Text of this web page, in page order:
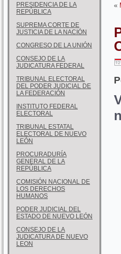
PRESIDENCIA DE LA
REPÚBLICA
SUPREMA CORTE DE
JUSTICIA DE LA NACIÓN
CONGRESO DE LA UNIÓN
CONSEJO DE LA
JUDICATURA FEDERAL
TRIBUNAL ELECTORAL
DEL PODER JUDICIAL DE
LA FEDERACIÓN
INSTITUTO FEDERAL
ELECTORAL
TRIBUNAL ESTATAL
ELECTORAL DE NUEVO
LEÓN
PROCURADURÍA
GENERAL DE LA
REPÚBLICA
COMISIÓN NACIONAL DE
LOS DERECHOS
HUMANOS
PODER JUDICIAL DEL
ESTADO DE NUEVO LEÓN
CONSEJO DE LA
JUDICATURA DE NUEVO
LEON
«